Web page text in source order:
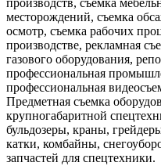
производств, съемка
месторождений, съемка
осмотр, съемка рабочих
производстве, рекламная
газового оборудования,
профессиональная
профессиональная
Предметная съемка
крупногабаритной
бульдозеры, краны,
катки, комбайны,
запчастей для спецтехники.